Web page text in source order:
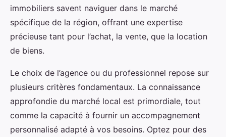
immobiliers savent naviguer dans le marché
spécifique de la région, offrant une expertise
précieuse tant pour l’achat, la vente, que la location
de biens.
Le choix de l’agence ou du professionnel repose sur
plusieurs critères fondamentaux. La connaissance
approfondie du marché local est primordiale, tout
comme la capacité à fournir un accompagnement
personnalisé adapté à vos besoins. Optez pour des